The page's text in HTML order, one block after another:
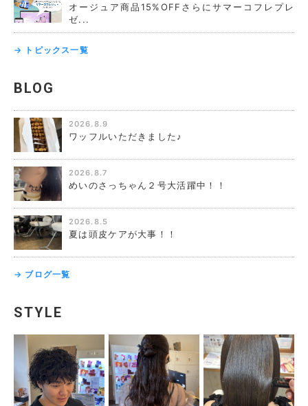
オージュア商品15%OFFさらにサマーコフレプレ
ゼ...
→ トピックス一覧
BLOG
2026.8.9
ワッフルいただきました♪
2026.8.7
めいのさっちゃん２号大活躍中！！
2026.8.5
夏は頭皮ケアが大事！！
→ ブログ一覧
STYLE